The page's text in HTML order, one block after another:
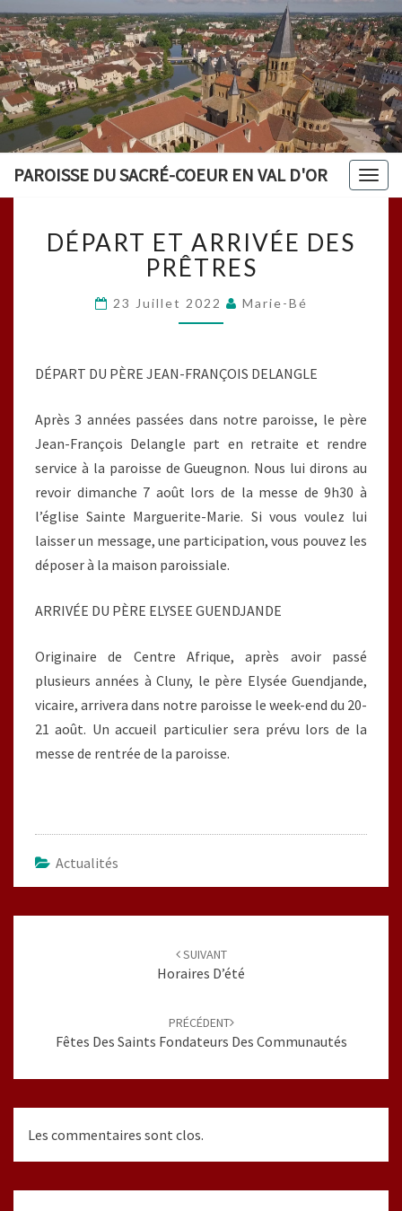
PAROISSE DU SACRÉ-COEUR EN VAL D'OR
ET
ARRIVÉE
DES
PRÊTRES
DÉPART ET ARRIVÉE DES
PRÊTRES
23 Juillet 2022 Marie-Bé
DÉPART DU PÈRE JEAN-FRANÇOIS DELANGLE
Après 3 années passées dans notre paroisse, le père
Jean-François Delangle part en retraite et rendre
service à la paroisse de Gueugnon. Nous lui dirons au
revoir dimanche 7 août lors de la messe de 9h30 à
l’église Sainte Marguerite-Marie. Si vous voulez lui
laisser un message, une participation, vous pouvez les
déposer à la maison paroissiale.
ARRIVÉE DU PÈRE ELYSEE GUENDJANDE
Originaire de Centre Afrique, après avoir passé
plusieurs années à Cluny, le père Elysée Guendjande,
vicaire, arrivera dans notre paroisse le week-end du 20-
21 août. Un accueil particulier sera prévu lors de la
messe de rentrée de la paroisse.
Actualités
SUIVANT
Horaires D’été
PRÉCÉDENT
Fêtes Des Saints Fondateurs Des Communautés
Les commentaires sont clos.